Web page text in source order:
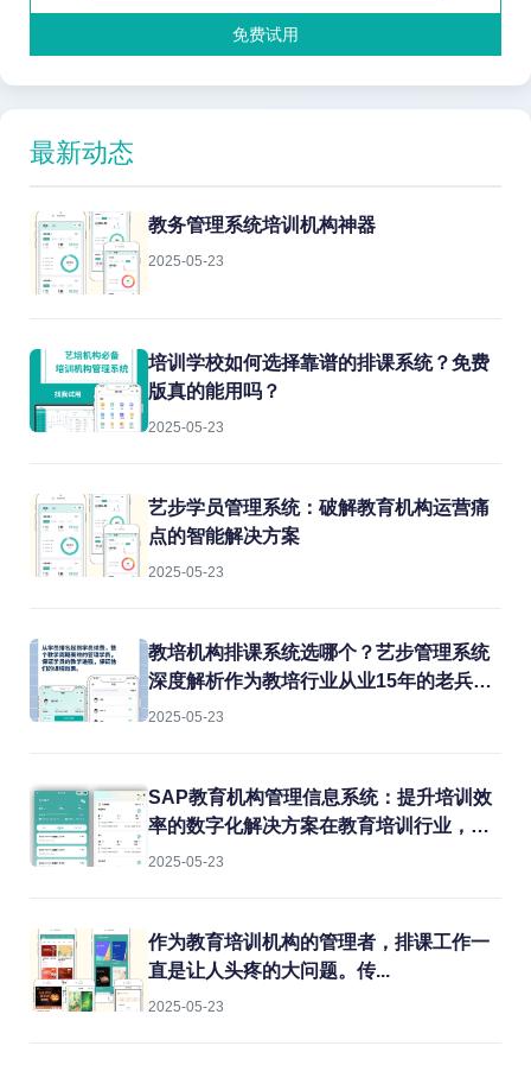
免费试用
最新动态
教务管理系统培训机构神器
2025-05-23
培训学校如何选择靠谱的排课系统？免费
版真的能用吗？
2025-05-23
艺步学员管理系统：破解教育机构运营痛
点的智能解决方案
2025-05-23
教培机构排课系统选哪个？艺步管理系统
深度解析作为教培行业从业15年的老兵，
我见过太多机构在教务管理上栽跟头。排
结合实战经验，聊聊如何用专业系统解决
这些难题。
2025-05-23
SAP教育机构管理信息系统：提升培训效
率的数字化解决方案在教育培训行业，机
构常常面临课程管理混乱、学员信息分
SAP教育机构管理信息系统正是为解决这
些问题而生的专业工具。
2025-05-23
作为教育培训机构的管理者，排课工作一
直是让人头疼的大问题。传...
2025-05-23